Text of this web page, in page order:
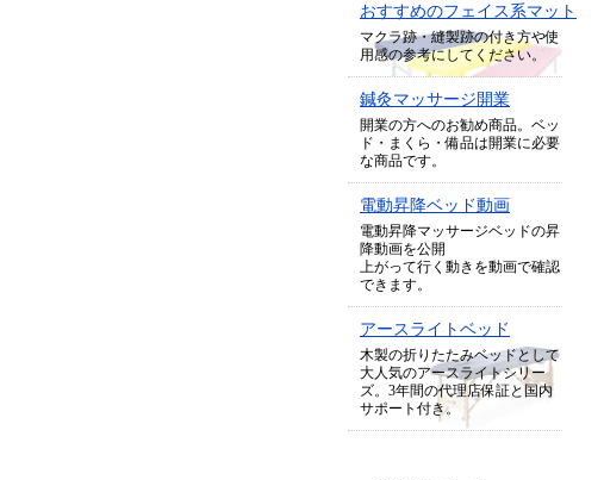
おすすめのフェイス系マット
マクラ跡・縫製跡の付き方や使
用感の参考にしてください。
鍼灸マッサージ開業
開業の方へのお勧め商品。ベッ
ド・まくら・備品は開業に必要
な商品です。
電動昇降ベッド動画
電動昇降マッサージベッドの昇
降動画を公開
上がって行く動きを動画で確認
できます。
アースライトベッド
木製の折りたたみベッドとして
大人気のアースライトシリー
ズ。3年間の代理店保証と国内
サポート付き。